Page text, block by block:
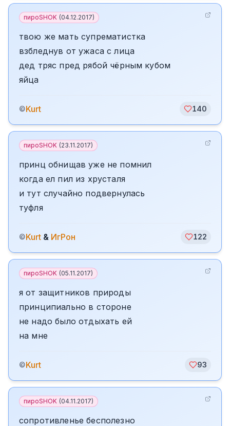
пироSHOK (04.12.2017)
твою же мать супрематистка
взбледнув от ужаса с лица
дед тряс пред рябой чёрным кубом
яйца
©Kurt 140
пироSHOK (23.11.2017)
принц обнищав уже не помнил
когда ел пил из хрусталя
и тут случайно подвернулась
туфля
©Kurt & ИгРон 122
пироSHOK (05.11.2017)
я от защитников природы
принципиально в стороне
не надо было отдыхать ей
на мне
©Kurt 93
пироSHOK (04.11.2017)
сопротивленье бесполезно